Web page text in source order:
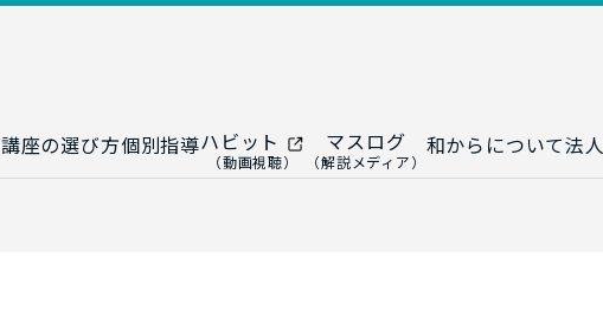
講座の選び方個別指導ハビット
（動画視聴）
マスログ
（解説メディア）
和からについて法